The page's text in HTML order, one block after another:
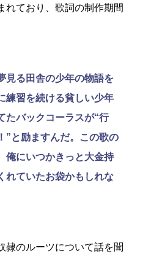
れており、歌詞の制作期間
見る田舎の少年の物語を
練習を続ける貧しい少年
たバックコーラスが“行
”と励ますんだ。この歌の
俺にいつかきっと大金持
れていたお袋かもしれな
隷のルーツについて話を聞